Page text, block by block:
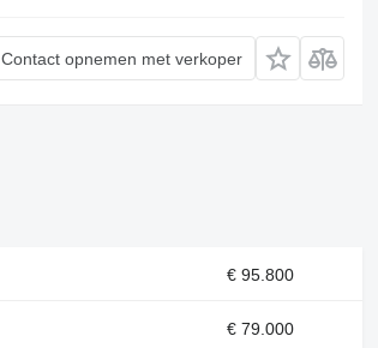
Contact opnemen met verkoper
€ 95.800
€ 79.000